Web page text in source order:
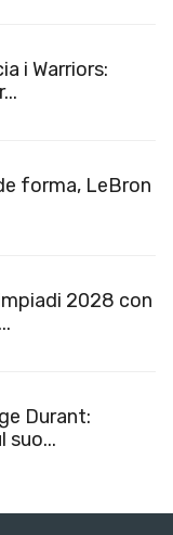
i Warriors:
forma, LeBron
2028 con
Durant:
suo...